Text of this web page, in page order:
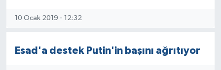
10 Ocak 2019 - 12:32
Esad'a destek Putin'in başını ağrıtıyor